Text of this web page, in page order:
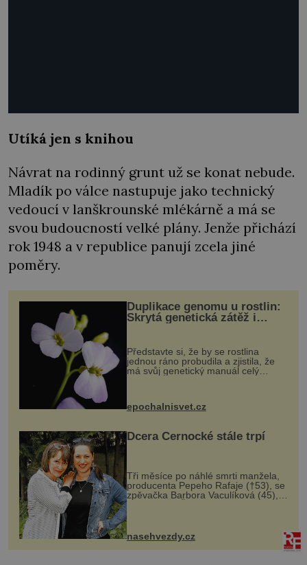
Utíká jen s knihou
Návrat na rodinný grunt už se konat nebude.
Mladík po válce nastupuje jako technický
vedoucí v lanškrounské mlékárně a má se
svou budoucností velké plány. Jenže přichází
rok 1948 a v republice panují zcela jiné
poměry.
Duplikace genomu u rostlin:
Skrytá genetická zátěž i
Představte si, že by se rostlina
jednou ráno probudila a zjistila, že
má svůj genetický manuál celý
vstupenka...
epochalnisvet.cz
Dcera Černocké stále trpí
Tři měsíce po náhlé smrti manžela,
producenta Pepeho Rafaje (†53), se
zpěvačka Barbora Vaculíková (45),
dcera Petry Černocké (75), poprvé
ozvala veřejnosti. Na sociální síti
sdílela, že se snaží fung...
nasehvezdy.cz